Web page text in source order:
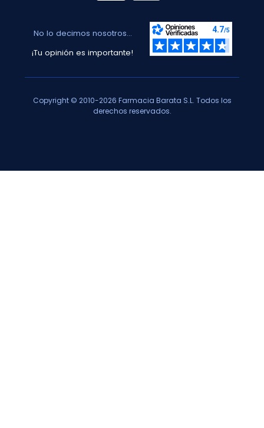
No lo decimos nosotros...
¡Tu opinión es importante!
Copyright © 2010-2026 Farmacia Barata S.L. Todos los
derechos reservados.